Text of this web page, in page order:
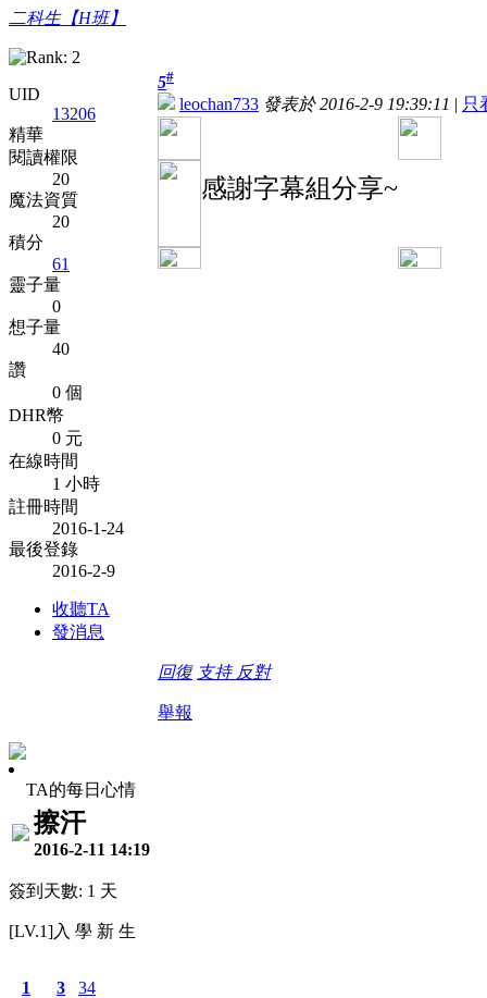
二科生【H班】
UID
13206
精華
閱讀權限
20
魔法資質
20
積分
61
靈子量
0
想子量
40
讚
0 個
DHR幣
0 元
在線時間
1 小時
註冊時間
2016-1-24
最後登錄
2016-2-9
收聽TA
發消息
5#
leochan733 發表於 2016-2-9 19:39:11 | 只
感謝字幕組分享~
回復 支持 反對
舉報
TA的每日心情
擦汗
2016-2-11 14:19
簽到天數: 1 天
[LV.1]入 學 新 生
1 3 34